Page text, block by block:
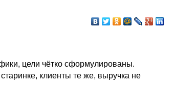
цели чётко сформулированы.
клиенты те же, выручка не